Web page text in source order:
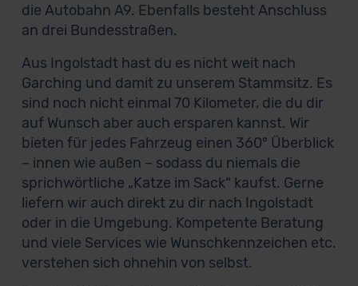
die Autobahn A9. Ebenfalls besteht Anschluss
an drei Bundesstraßen.
Aus Ingolstadt hast du es nicht weit nach
Garching und damit zu unserem Stammsitz. Es
sind noch nicht einmal 70 Kilometer, die du dir
auf Wunsch aber auch ersparen kannst. Wir
bieten für jedes Fahrzeug einen 360° Überblick
– innen wie außen – sodass du niemals die
sprichwörtliche „Katze im Sack“ kaufst. Gerne
liefern wir auch direkt zu dir nach Ingolstadt
oder in die Umgebung. Kompetente Beratung
und viele Services wie Wunschkennzeichen etc.
verstehen sich ohnehin von selbst.